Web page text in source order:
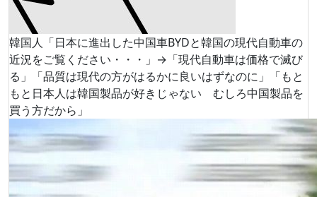
韓国人「日本に進出した中国車BYDと韓国の現代自動車の
近況をご覧ください・・・」→「現代自動車は価格で滅び
る」「品質は現代の方がはるかに良いはずなのに」「もと
もと日本人は韓国製品が好きじゃない むしろ中国製品を
買う方だから」